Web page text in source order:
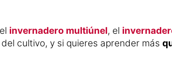
invernadero multiúnel, el
cultivo, y si quieres aprender más